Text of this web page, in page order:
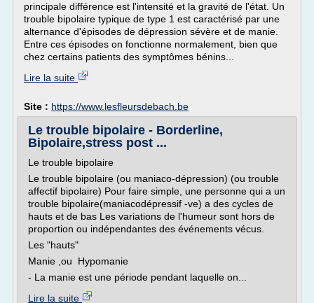
principale différence est l'intensité et la gravité de l'état. Un
trouble bipolaire typique de type 1 est caractérisé par une
alternance d'épisodes de dépression sévère et de manie.
Entre ces épisodes on fonctionne normalement, bien que
chez certains patients des symptômes bénins...
Lire la suite
Site : https://www.lesfleursdebach.be
Le trouble bipolaire - Borderline,
Bipolaire,stress post ...
Le trouble bipolaire
Le trouble bipolaire (ou maniaco-dépression) (ou trouble
affectif bipolaire) Pour faire simple, une personne qui a un
trouble bipolaire(maniacodépressif -ve) a des cycles de
hauts et de bas Les variations de l'humeur sont hors de
proportion ou indépendantes des événements vécus.
Les "hauts"
Manie ,ou Hypomanie
- La manie est une période pendant laquelle on...
Lire la suite